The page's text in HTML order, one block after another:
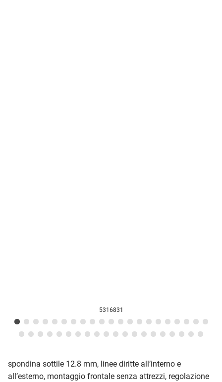
5316831
spondina sottile 12.8 mm, linee diritte all’interno e
all’esterno, montaggio frontale senza attrezzi, regolazione